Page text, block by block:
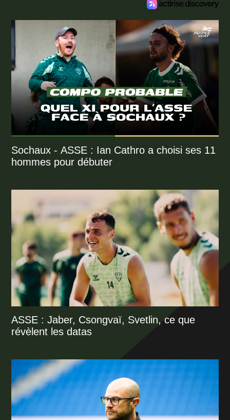
Sochaux - ASSE : Ian Cathro a choisi ses 11
hommes pour débuter
ASSE : Jaber, Csongvaï, Svetlin, ce que
révèlent les datas